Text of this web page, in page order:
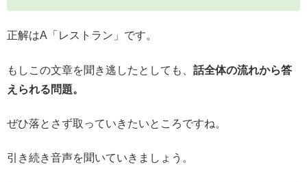
正解はA「レストラン」です。
もしこの文章を聞き逃したとしても、 話全体の流れから答
えられる問題。
ぜひ落とさず取っていきたいところですね。
引き続き音声を聞いていきましょう。